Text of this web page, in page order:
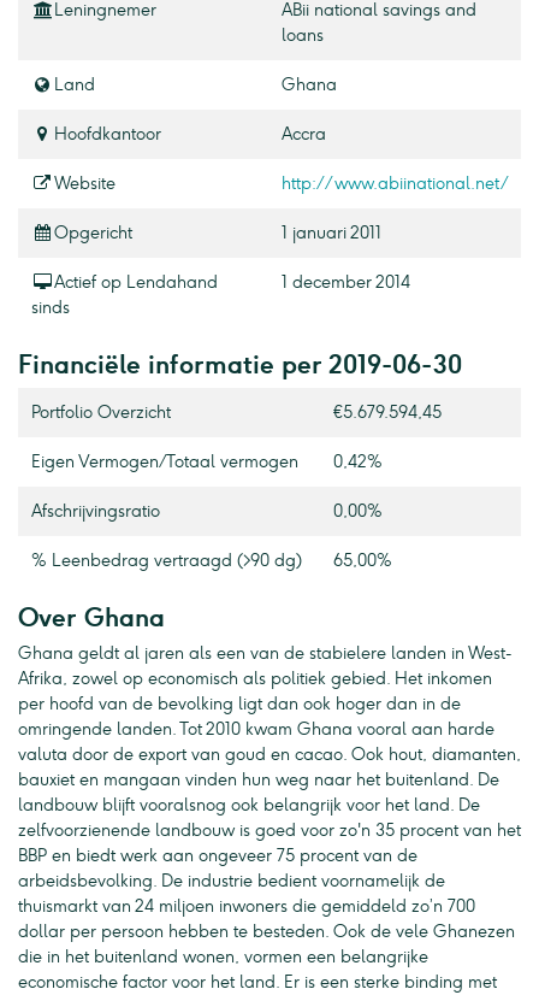
Leningnemer
ABii national savings and
loans
Land Ghana
Hoofdkantoor Accra
Website http://www.abiinational.net/
Opgericht 1 januari 2011
Actief op Lendahand
sinds
1 december 2014
Financiële informatie per 2019-06-30
Portfolio Overzicht €5.679.594,45
Eigen Vermogen / Totaal vermogen 0,42%
Afschrijvingsratio 0,00%
% Leenbedrag vertraagd (>90 dg) 65,00%
Over Ghana
Ghana geldt al jaren als een van de stabielere landen in West-
Afrika, zowel op economisch als politiek gebied. Het inkomen
per hoofd van de bevolking ligt dan ook hoger dan in de
omringende landen. Tot 2010 kwam Ghana vooral aan harde
valuta door de export van goud en cacao. Ook hout, diamanten,
bauxiet en mangaan vinden hun weg naar het buitenland. De
landbouw blijft vooralsnog ook belangrijk voor het land. De
zelfvoorzienende landbouw is goed voor zo'n 35 procent van het
BBP en biedt werk aan ongeveer 75 procent van de
arbeidsbevolking. De industrie bedient voornamelijk de
thuismarkt van 24 miljoen inwoners die gemiddeld zo’n 700
dollar per persoon hebben te besteden. Ook de vele Ghanezen
die in het buitenland wonen, vormen een belangrijke
economische factor voor het land. Er is een sterke binding met